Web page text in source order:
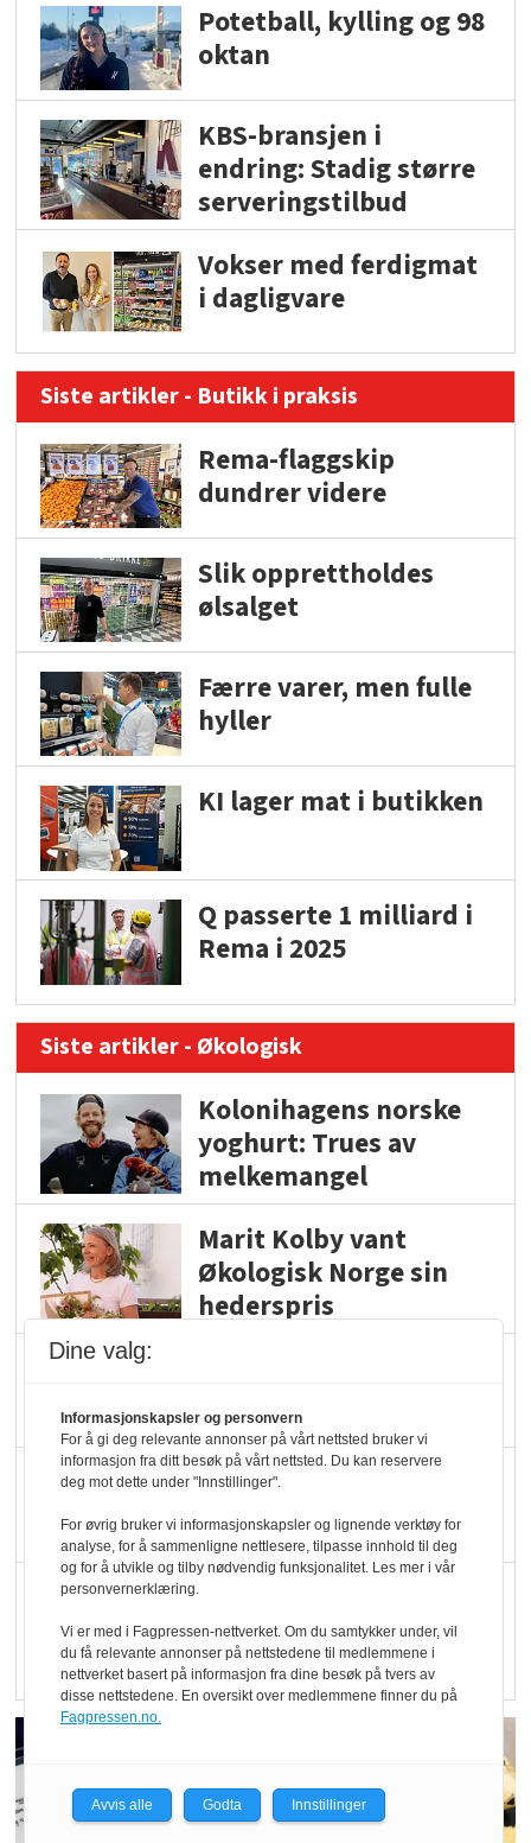
Potetball, kylling og 98
oktan
KBS-bransjen i
endring: Stadig større
serveringstilbud
Vokser med ferdigmat
i dagligvare
Siste artikler - Butikk i praksis
Rema-flaggskip
dundrer videre
Slik opprettholdes
ølsalget
Færre varer, men fulle
hyller
KI lager mat i butikken
Q passerte 1 milliard i
Rema i 2025
Siste artikler - Økologisk
Kolonihagens norske
yoghurt: Trues av
melkemangel
Marit Kolby vant
Økologisk Norge sin
hederspris
Kolonihagen sliter
med å få tak i nok melk
Rapport: Økokundene
er klare! Er markedet
det?
Dine valg:
Informasjonskapsler og personvern
For å gi deg relevante annonser på vårt nettsted bruker vi
informasjon fra ditt besøk på vårt nettsted. Du kan reservere
deg mot dette under "Innstillinger".
For øvrig bruker vi informasjonskapsler og lignende verktøy for
analyse, for å sammenligne nettlesere, tilpasse innhold til deg
og for å utvikle og tilby nødvendig funksjonalitet. Les mer i vår
personvernerklæring.
Vi er med i Fagpressen-nettverket. Om du samtykker under, vil
du få relevante annonser på nettstedene til medlemmene i
nettverket basert på informasjon fra dine besøk på tvers av
disse nettstedene. En oversikt over medlemmene finner du på
Fagpressen.no.
Avvis alle Godta Innstillinger